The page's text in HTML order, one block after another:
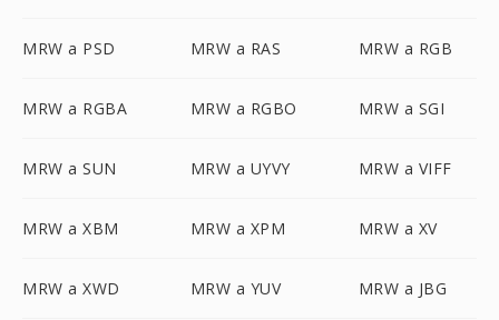
MRW a PSD MRW a RAS MRW a RGB
MRW a RGBA MRW a RGBO MRW a SGI
MRW a SUN MRW a UYVY MRW a VIFF
MRW a XBM MRW a XPM MRW a XV
MRW a XWD MRW a YUV MRW a JBG